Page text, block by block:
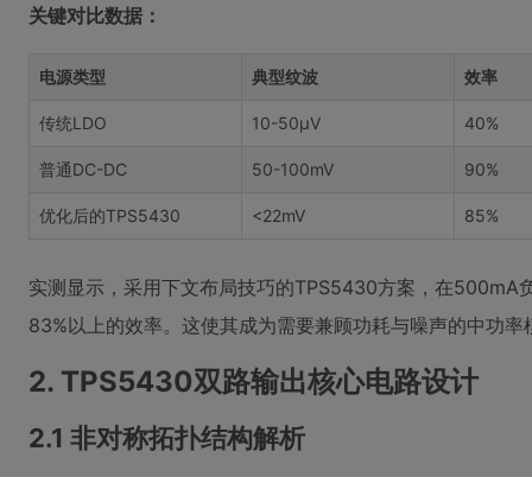
关键对比数据：
电源类型 典型纹波 效率
传统LDO 10-50μV 40%
普通DC-DC 50-100mV 90%
优化后的TPS5430 <22mV 85%
实测显示，采用下文布局技巧的TPS5430方案，在500mA
83%以上的效率。这使其成为需要兼顾功耗与噪声的中功
2. TPS5430双路输出核心电路设计
2.1 非对称拓扑结构解析